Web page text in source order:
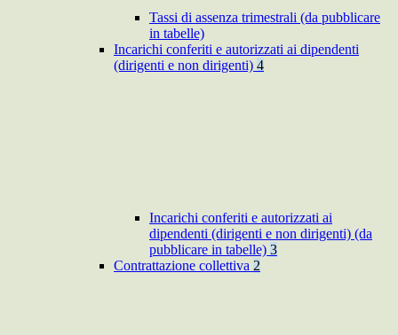
Tassi di assenza trimestrali (da pubblicare
in tabelle)
Incarichi conferiti e autorizzati ai dipendenti
(dirigenti e non dirigenti) 4
Incarichi conferiti e autorizzati ai
dipendenti (dirigenti e non dirigenti) (da
pubblicare in tabelle) 3
Contrattazione collettiva 2